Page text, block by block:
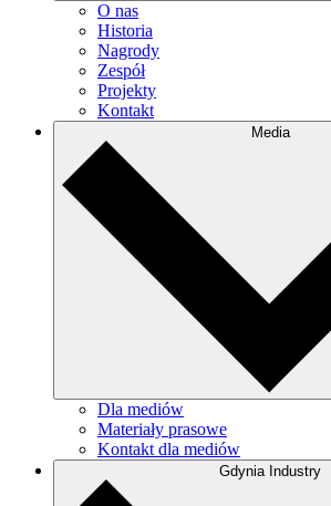
O nas
Historia
Nagrody
Zespół
Projekty
Kontakt
Media
Dla mediów
Materiały prasowe
Kontakt dla mediów
Gdynia Industry